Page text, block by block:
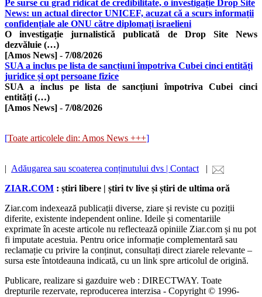
Pe surse cu grad ridicat de credibilitate, o investigație Drop Site
News: un actual director UNICEF, acuzat că a scurs informații
confidențiale ale ONU către diplomați israelieni
​O investigație jurnalistică publicată de Drop Site News
dezvăluie (…)
[Amos News] - 7/08/2026
SUA a inclus pe lista de sancțiuni împotriva Cubei cinci entități
juridice și opt persoane fizice
SUA a inclus pe lista de sancțiuni împotriva Cubei cinci
entități (…)
[Amos News] - 7/08/2026
[Toate articolele din: Amos News +++]
| Adăugarea sau scoaterea conținutului dvs | Contact |
ZIAR.COM : știri libere | știri tv live și știri de ultima oră
Ziar.com indexează publicații diverse, ziare și reviste cu poziții
diferite, existente independent online. Ideile și comentariile
exprimate în aceste articole nu reflectează opiniile Ziar.com și nu pot
fi imputate acestuia. Pentru orice informație complementară sau
reclamație cu privire la conținut, consultați direct ziarele relevante –
sursa este întotdeauna indicată, cu un link spre articolul de origină.
Publicare, realizare si gazduire web : DIRECTWAY. Toate
drepturile rezervate, reproducerea interzisa - Copyright © 1996-